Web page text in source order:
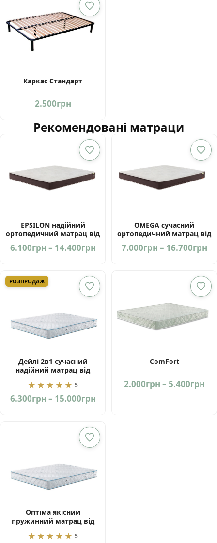
Каркас Стандарт
2.500грн
Рекомендовані матраци
EPSILON надійний
ортопедичний матрац від
фабрики ЕММ Україна
6.100грн – 14.400грнPrice
through
14.400грн
OMEGA сучасний
ортопедичний матрац від
фабрики ЕММ
7.000грн – 16.700грн
РОЗПРОДАЖ
Дейлі 2в1 сучасний
надійний матрац від
★★★★★ 5
6.300грн – 15.000грнPrice
through
15.000грн
ComFort
2.000грн – 5.400грн
Оптіма якісний
пружинний матрац від
★★★★★ 5